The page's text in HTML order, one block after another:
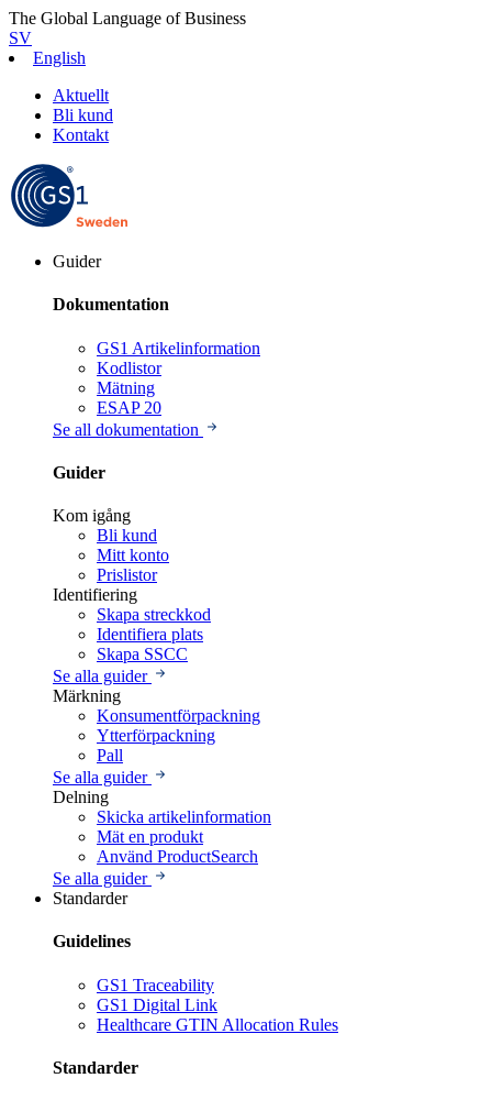
The Global Language of Business
SV
English
Aktuellt
Bli kund
Kontakt
Guider
Dokumentation
GS1 Artikelinformation
Kodlistor
Mätning
ESAP 20
Se all dokumentation
Guider
Kom igång
Bli kund
Mitt konto
Prislistor
Identifiering
Skapa streckkod
Identifiera plats
Skapa SSCC
Se alla guider
Märkning
Konsumentförpackning
Ytterförpackning
Pall
Se alla guider
Delning
Skicka artikelinformation
Mät en produkt
Använd ProductSearch
Se alla guider
Standarder
Guidelines
GS1 Traceability
GS1 Digital Link
Healthcare GTIN Allocation Rules
Standarder